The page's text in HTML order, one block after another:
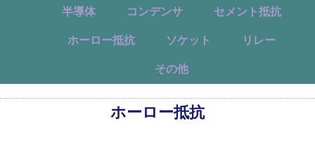
半導体 コンデンサ セメント抵抗
ホーロー抵抗 ソケット リレー
その他
ホーロー抵抗